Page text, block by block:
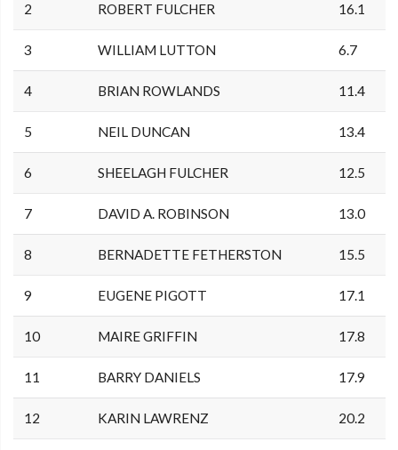
2 ROBERT FULCHER 16.1
3 WILLIAM LUTTON 6.7
4 BRIAN ROWLANDS 11.4
5 NEIL DUNCAN 13.4
6 SHEELAGH FULCHER 12.5
7 DAVID A. ROBINSON 13.0
8 BERNADETTE FETHERSTON 15.5
9 EUGENE PIGOTT 17.1
10 MAIRE GRIFFIN 17.8
11 BARRY DANIELS 17.9
12 KARIN LAWRENZ 20.2